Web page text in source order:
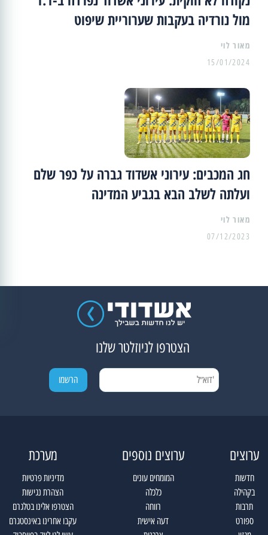
מול נורדיה בעקבות שערוריית שיפוט
מאור לוי
15/01/2024
חג המכבים: עירוני אשדוד גברה על כפר שלם
ועלתה לשלב הבא בגביע המדינה
מאור לוי
07/12/2023
הצטרפו לניוזלטר שלנו
ערוצים
חדשות
בקהילה
תרבות
ספורט
ערוצים נוספים
המומחים עונים
כלכלה
רווחה
דעה אישית
מערכת
מדיניות פרטיות
הצהרת נגישות
הצטרפו אלינו בטלגרם
עקבו אחרינו באינסטגרם